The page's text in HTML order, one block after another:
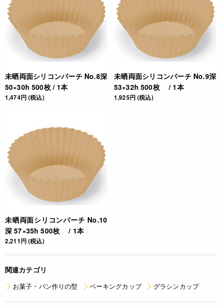
未晒両面シリコンパーチ No.8深
50×30h 500枚 / 1本
1,474円 (税込)
未晒両面シリコンパーチ No.9深
53×32h 500枚 / 1本
1,925円 (税込)
未晒両面シリコンパーチ No.10
深 57×35h 500枚 / 1本
2,211円 (税込)
関連カテゴリ
お菓子・パン作りの型 ベーキングカップ グラシンカップ